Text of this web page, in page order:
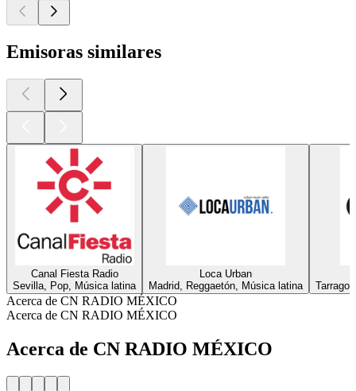
Emisoras similares
Canal Fiesta Radio
Sevilla, Pop, Música latina
Loca Urban
Madrid, Reggaetón, Música latina
Acerca de CN RADIO MÉXICO
Acerca de CN RADIO MÉXICO
Acerca de CN RADIO MÉXICO